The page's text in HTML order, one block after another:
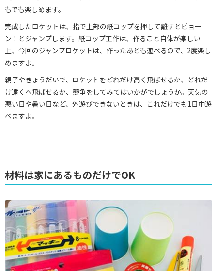
もでも楽しめます。
完成したロケットは、指で上部の紙コップを押して離すとピョー
ン！とジャンプします。紙コップ工作は、作ること自体が楽しい
上、今回のジャンプロケットは、作ったあとも遊べるので、2度楽し
めますよ。
親子やきょうだいで、ロケットをどれだけ高く飛ばせるか、どれだ
け遠くへ飛ばせるか、競争をしてみてはいかがでしょうか。天気の
悪い日や暑い日など、外遊びできないときは、これだけでも1日中遊
べますよ。
材料は家にあるものだけでOK